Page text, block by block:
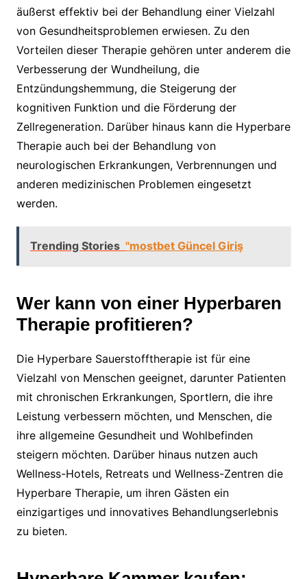
äußerst effektiv bei der Behandlung einer Vielzahl
von Gesundheitsproblemen erwiesen. Zu den
Vorteilen dieser Therapie gehören unter anderem die
Verbesserung der Wundheilung, die
Entzündungshemmung, die Steigerung der
kognitiven Funktion und die Förderung der
Zellregeneration. Darüber hinaus kann die Hyperbare
Therapie auch bei der Behandlung von
neurologischen Erkrankungen, Verbrennungen und
anderen medizinischen Problemen eingesetzt
werden.
Trending Stories "mostbet Güncel Giriş
Wer kann von einer Hyperbaren
Therapie profitieren?
Die Hyperbare Sauerstofftherapie ist für eine
Vielzahl von Menschen geeignet, darunter Patienten
mit chronischen Erkrankungen, Sportlern, die ihre
Leistung verbessern möchten, und Menschen, die
ihre allgemeine Gesundheit und Wohlbefinden
steigern möchten. Darüber hinaus nutzen auch
Wellness-Hotels, Retreats und Wellness-Zentren die
Hyperbare Therapie, um ihren Gästen ein
einzigartiges und innovatives Behandlungserlebnis
zu bieten.